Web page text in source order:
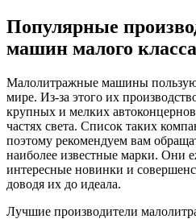
Популярные
машин малого класса
Малолитражные машины
мире. Из-за этого их
крупных и мелких
частях света. Список таких
поэтому рекомендуем вам
наиболее известные марки. Они
интересные новинки и
доводя их до идеала.
Лучшие производители